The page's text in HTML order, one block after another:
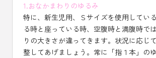
1.おなかまわりのゆるみ
特に、新生児用、Ｓサイズを使用してい
る時と座っている時、空腹時と満腹時で
りの大きさが違ってきます。状況に応じ
整してあげましょう。常に「指１本」の